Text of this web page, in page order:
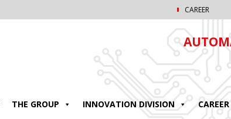
CAREER
THE GROUP INNOVATION DIVISION CAREER